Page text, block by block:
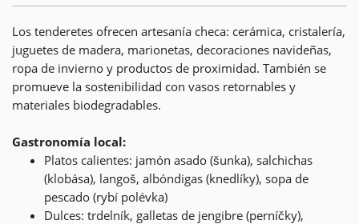
Los tenderetes ofrecen artesanía checa: cerámica, cristalería,
juguetes de madera, marionetas, decoraciones navideñas,
ropa de invierno y productos de proximidad. También se
promueve la sostenibilidad con vasos retornables y
materiales biodegradables.
Gastronomía local:
Platos calientes: jamón asado (šunka), salchichas
(klobása), langoš, albóndigas (knedlíky), sopa de
pescado (rybí polévka)
Dulces: trdelník, galletas de jengibre (perníčky),